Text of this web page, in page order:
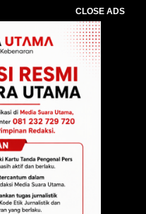
CLOSE ADS